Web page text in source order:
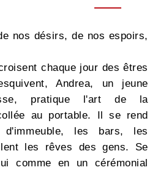
nos désirs, de nos espoirs,
chaque jour des êtres
Andrea, un jeune
pratique l'art de la
au portable. Il se rend
les bars, les
les rêves des gens. Se
comme en un cérémonial